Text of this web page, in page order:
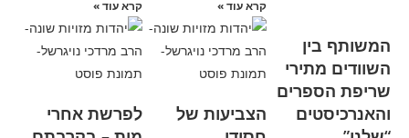
קרא עוד »
קרא עוד »
המשותף בין
השוודים מתירי
שריפת הספרים
והאנרכיסטים
הצביעות של
לפרשת אחרי